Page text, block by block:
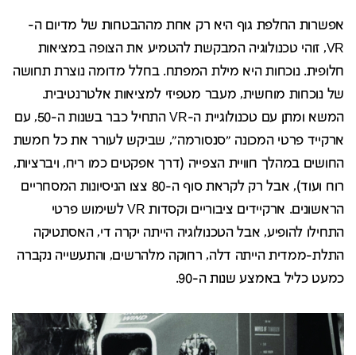
אפשרות החלפת גוף היא רק אחת מההבטחות של מדיום ה-
VR, זוהי טכנולוגיה המבקשת להטמיע את הצופה במציאות
חלופית. נוכחות היא מילת המפתח. בחלל מדומה נוצרת תחושה
של נוכחות מוחשית, מעבר מטפיזי למציאות אלטרנטיבית.
המשא ומתן עם טכנולוגיית ה-VR התחיל כבר בשנות ה-50, עם
ארקייד פרטי המכונה "סנסורמה", שביקש לעורר את כל חמשת
החושים במהלך חוויית הצפייה (דרך אפקטים כמו ריח, ויברציות,
רוח ועוד), אבל רק לקראת סוף ה-80 צצו הניסיונות המסחריים
הראשונים. ארקיידים ציבוריים וקסדות VR לשימוש פרטי
התחילו להופיע, אבל הטכנולוגיה הייתה יקרה די, האסתטיקה
התלת-ממדית הייתה דלה, רחוקה מלהרשים, והתעשייה נקברה
כמעט כליל באמצע שנות ה-90.